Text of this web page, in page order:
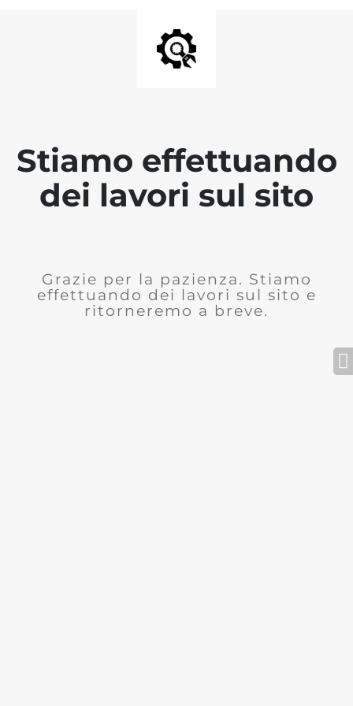
Stiamo effettuando
dei lavori sul sito
Grazie per la pazienza. Stiamo
effettuando dei lavori sul sito e
ritorneremo a breve.